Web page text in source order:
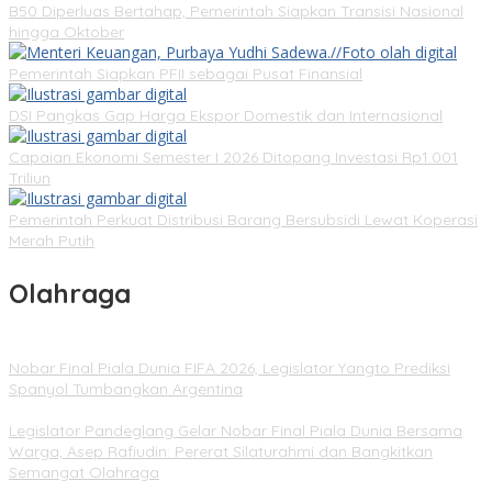
B50 Diperluas Bertahap, Pemerintah Siapkan Transisi Nasional
hingga Oktober
Pemerintah Siapkan PFII sebagai Pusat Finansial
DSI Pangkas Gap Harga Ekspor Domestik dan Internasional
Capaian Ekonomi Semester I 2026 Ditopang Investasi Rp1.001
Triliun
Pemerintah Perkuat Distribusi Barang Bersubsidi Lewat Koperasi
Merah Putih
Olahraga
Nobar Final Piala Dunia FIFA 2026, Legislator Yangto Prediksi
Spanyol Tumbangkan Argentina
Legislator Pandeglang Gelar Nobar Final Piala Dunia Bersama
Warga, Asep Rafiudin: Pererat Silaturahmi dan Bangkitkan
Semangat Olahraga